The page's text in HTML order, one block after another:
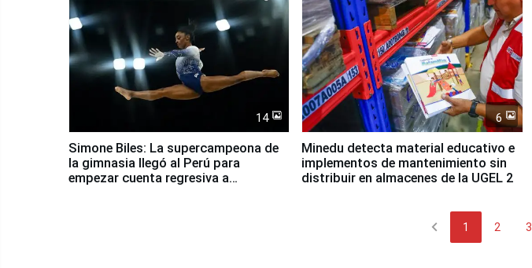
14
Simone Biles: La supercampeona de
la gimnasia llegó al Perú para
empezar cuenta regresiva a
6
Minedu detecta material educativo e
implementos de mantenimiento sin
distribuir en almacenes de la UGEL 2
chevron_left 1 2 3